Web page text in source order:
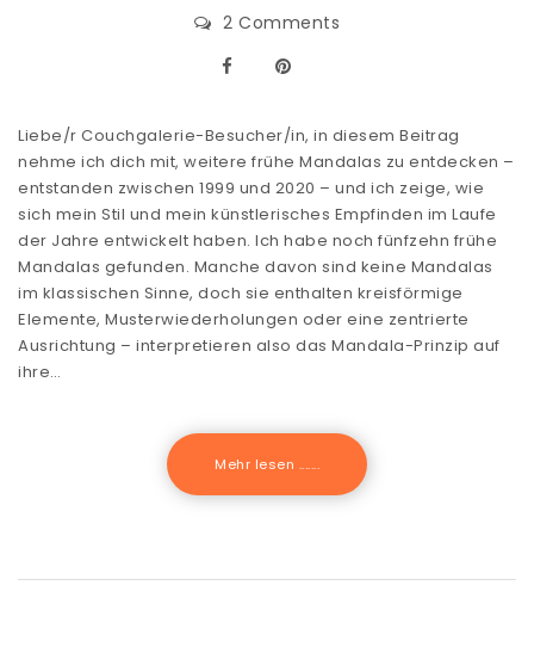
2 Comments
Liebe/r Couchgalerie-Besucher/in, in diesem Beitrag
nehme ich dich mit, weitere frühe Mandalas zu entdecken –
entstanden zwischen 1999 und 2020 – und ich zeige, wie
sich mein Stil und mein künstlerisches Empfinden im Laufe
der Jahre entwickelt haben. Ich habe noch fünfzehn frühe
Mandalas gefunden. Manche davon sind keine Mandalas
im klassischen Sinne, doch sie enthalten kreisförmige
Elemente, Musterwiederholungen oder eine zentrierte
Ausrichtung – interpretieren also das Mandala-Prinzip auf
ihre…
Mehr lesen .......